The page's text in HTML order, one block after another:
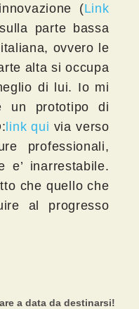
(Link
parte bassa
ovvero le
alta si occupa
di lui. Io mi
un prototipo di
link qui via verso
professionali,
e’ inarrestabile.
che quello che
al progresso
a data da destinarsi!